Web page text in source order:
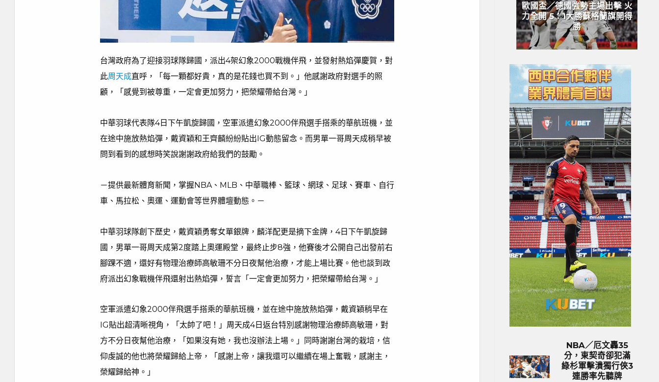
台灣政府為了迎接羽球隊歸國，派出4架幻象2000戰機伴飛，並發射熱焰彈慶賀，對
此周天成直呼，「每一顆都好貴，真的是花錢也買不到。」他感謝政府對選手的照
顧，「感覺到被尊重，一定會更加努力，把榮耀帶給台灣。」
中華羽球代表隊4日下午凱旋歸國，空軍派遣幻象2000伴飛選手搭乘的華航班機，並
在途中施放熱焰彈，戴資穎和王齊麟紛紛貼出IG動態留念。而男單一哥周天成稍早被
問到看到的感想時笑說謝謝政府給我們的鼓勵。
－提供最新體育新聞，掌握NBA、MLB、中華職棒、籃球、網球、足球、賽車、自行
車、馬拉松、奧運、運動會等世界體壇動態。－
中華羽球隊創下歷史，戴資穎勇奪女單銀牌，麟洋配更是摘下金牌，4日下午凱旋歸
國，男單一哥周天成第2度踏上奧運殿堂，最終止步8強，他賽後才公開自己出發前右
腳踝不適，還好有物理治療師高敏珊不分日夜幫他治療，才能上場比賽。他也談到政
府派出幻象戰機伴飛還射出熱焰彈，誓言「一定會更加努力，把榮耀帶給台灣。」
空軍派遣幻象2000伴飛選手搭乘的華航班機，並在途中施放熱焰彈，戴資穎稍早在
IG貼出超清晰視角，「太帥了吧！」周天成4日返台特別感謝物理治療師高敏珊，對
方不分日夜幫他治療，「如果沒有她，我也沒辦法上場。」同時謝謝台灣的栽培，信
仰虔誠的他也將榮耀歸給上帝，「感謝上帝，讓我還可以繼續在場上奮戰，感謝主，
榮耀歸給神。」
歐國盃／德國強勢主場出擊 火
力全開 5：1大勝蘇格蘭旗開得
勝
NBA／厄文轟35
分，東契奇卻犯滿
綠杉軍擊潰獨行俠3
連勝率先聽牌